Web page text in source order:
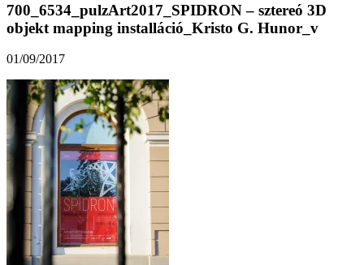
700_6534_pulzArt2017_SPIDRON – sztereó 3D
objekt mapping installáció_Kristo G. Hunor_v
01/09/2017